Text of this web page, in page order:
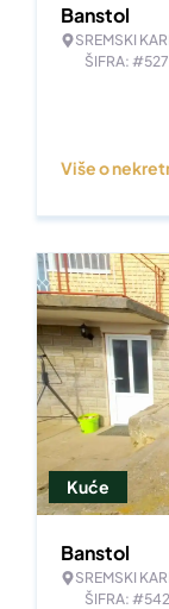
Banstol
SREMSKI
ŠIFRA:
Više o
Kuće
Banstol
SREMSKI
ŠIFRA: